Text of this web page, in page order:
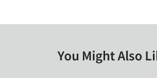
You Might Also